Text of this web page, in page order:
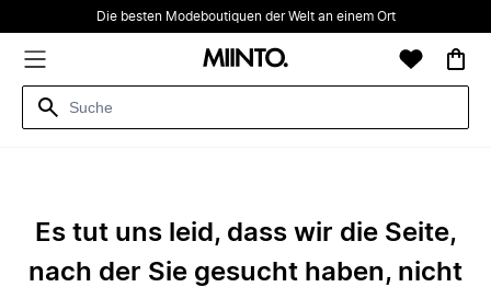
Die besten Modeboutiquen der Welt an einem Ort
Es tut uns leid, dass wir die Seite,
nach der Sie gesucht haben, nicht